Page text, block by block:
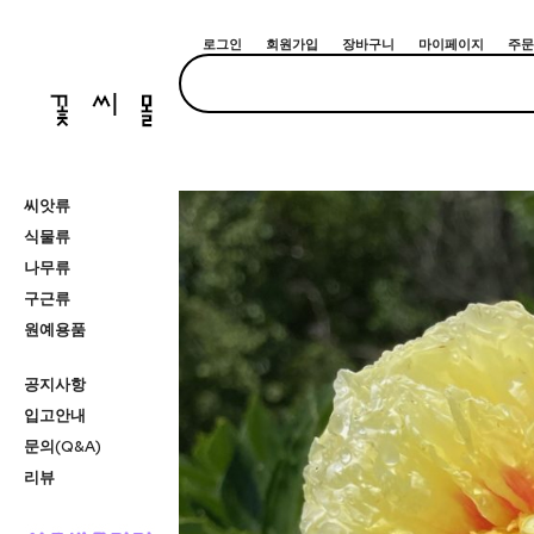
로그인 회원가입 장바구니 마이페이지 주
씨앗류
식물류
나무류
구근류
원예용품
공지사항
입고안내
문의(Q&A)
리뷰